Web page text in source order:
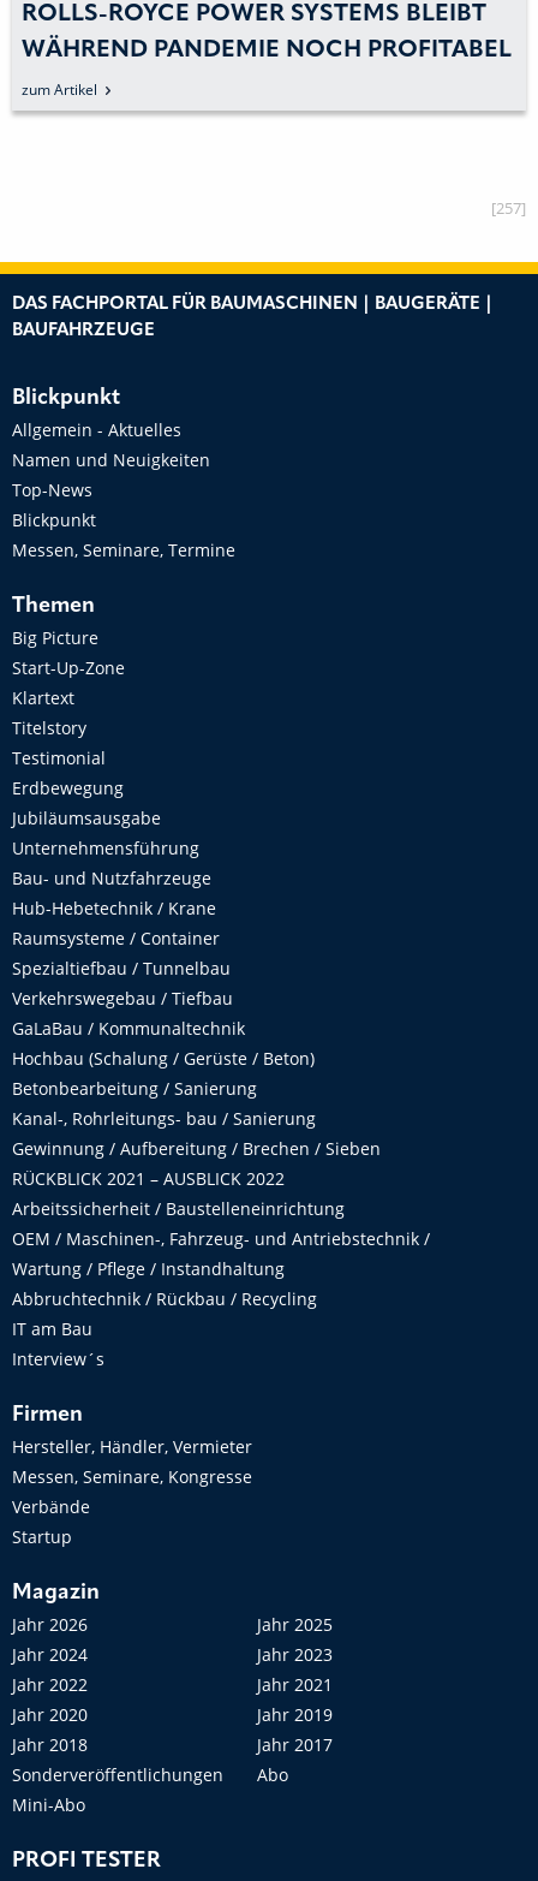
ROLLS-ROYCE POWER SYSTEMS BLEIBT
WÄHREND PANDEMIE NOCH PROFITABEL
zum Artikel
[257]
DAS FACHPORTAL FÜR BAUMASCHINEN | BAUGERÄTE |
BAUFAHRZEUGE
Blickpunkt
Allgemein - Aktuelles
Namen und Neuigkeiten
Top-News
Blickpunkt
Messen, Seminare, Termine
Themen
Big Picture
Start-Up-Zone
Klartext
Titelstory
Testimonial
Erdbewegung
Jubiläumsausgabe
Unternehmensführung
Bau- und Nutzfahrzeuge
Hub-Hebetechnik / Krane
Raumsysteme / Container
Spezialtiefbau / Tunnelbau
Verkehrswegebau / Tiefbau
GaLaBau / Kommunaltechnik
Hochbau (Schalung / Gerüste / Beton)
Betonbearbeitung / Sanierung
Kanal-, Rohrleitungs- bau / Sanierung
Gewinnung / Aufbereitung / Brechen / Sieben
RÜCKBLICK 2021 – AUSBLICK 2022
Arbeitssicherheit / Baustelleneinrichtung
OEM / Maschinen-, Fahrzeug- und Antriebstechnik /
Wartung / Pflege / Instandhaltung
Abbruchtechnik / Rückbau / Recycling
IT am Bau
Interview´s
Firmen
Hersteller, Händler, Vermieter
Messen, Seminare, Kongresse
Verbände
Startup
Magazin
Jahr 2026
Jahr 2025
Jahr 2024
Jahr 2023
Jahr 2022
Jahr 2021
Jahr 2020
Jahr 2019
Jahr 2018
Jahr 2017
Sonderveröffentlichungen
Abo
Mini-Abo
PROFI TESTER